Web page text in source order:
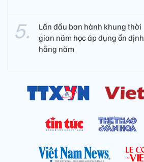
Lần đầu ban hành khung thời
gian năm học áp dụng ổn định
hằng năm